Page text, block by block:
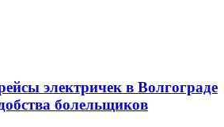
электричек в Волгограде
болельщиков